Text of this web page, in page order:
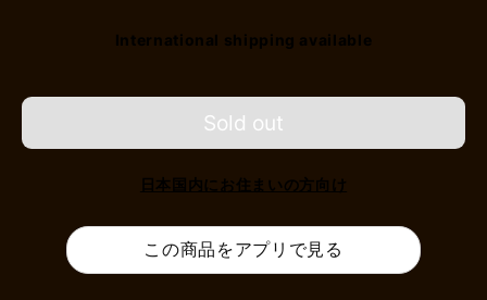
International shipping available
Sold out
日本国内にお住まいの方向け
この商品をアプリで見る